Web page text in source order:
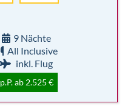
9 Nächte
All Inclusive
inkl. Flug
p.P. ab 2.525 €